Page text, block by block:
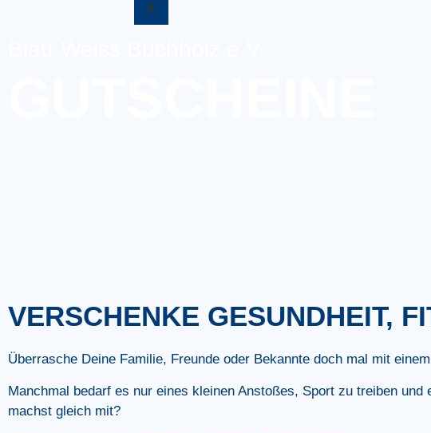
X
VERSCHENKE GESUNDHEIT,
Überrasche Deine Familie, Freunde oder Bekannte doch mal mit
Manchmal bedarf es nur eines kleinen Anstoßes, Sport zu treiben
machst gleich mit?